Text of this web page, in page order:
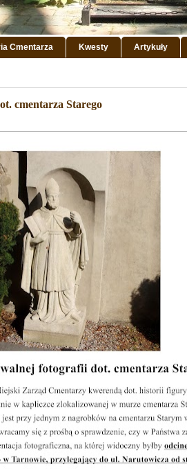
Cmentarza Kwesty Artykuły
cmentarza Starego